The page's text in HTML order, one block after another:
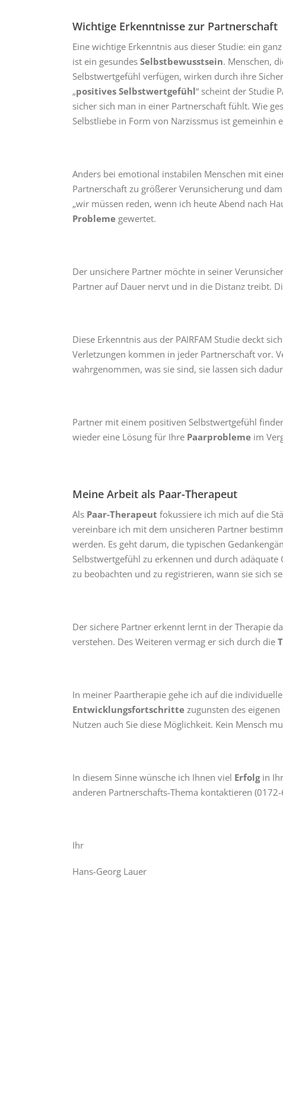
Wichtige Erkenntnisse zur Partnerschaft
Eine wichtige Erkenntnis aus dieser Studie: ein
ist ein gesundes Selbstbewusstsein. Menschen,
Selbstwertgefühl verfügen, wirken durch ihre
„positives Selbstwertgefühl“ scheint der Studie
sicher sich man in einer Partnerschaft fühlt. Wie
Selbstliebe in Form von Narzissmus ist gemeinhin
Anders bei emotional instabilen Menschen mit
Partnerschaft zu größerer Verunsicherung und
„wir müssen reden, wenn ich heute Abend nach
Probleme gewertet.
Der unsichere Partner möchte in seiner
Partner auf Dauer nervt und in die Distanz treibt.
Diese Erkenntnis aus der PAIRFAM Studie deckt
Verletzungen kommen in jeder Partnerschaft vor.
wahrgenommen, was sie sind, sie lassen sich
Partner mit einem positiven Selbstwertgefühl
wieder eine Lösung für Ihre Paarprobleme im
Meine Arbeit als Paar-Therapeut
Als Paar-Therapeut fokussiere ich mich auf die
vereinbare ich mit dem unsicheren Partner
werden. Es geht darum, die typischen
Selbstwertgefühl zu erkennen und durch
zu beobachten und zu registrieren, wann sie sich
Der sichere Partner erkennt lernt in der Therapie
verstehen. Des Weiteren vermag er sich durch die
In meiner Paartherapie gehe ich auf die
Entwicklungsfortschritte zugunsten des
Nutzen auch Sie diese Möglichkeit. Kein Mensch
In diesem Sinne wünsche ich Ihnen viel Erfolgin
anderen Partnerschafts-Thema kontaktieren
Ihr
Hans-Georg Lauer